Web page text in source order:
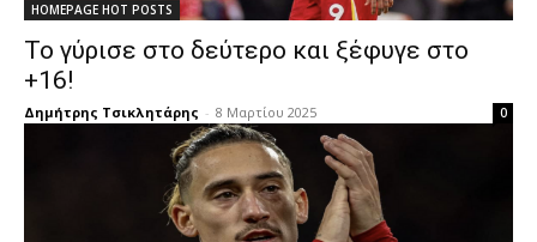
HOMEPAGE HOT POSTS
Το γύρισε στο δεύτερο και ξέφυγε στο
+16!
Δημήτρης Τσικλητάρης - 8 Μαρτίου 2025 0